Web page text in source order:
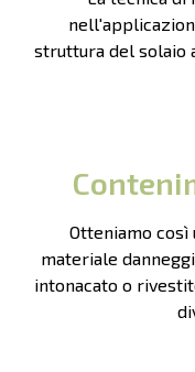
struttura del solaio
Otteniamo
materiale
intonacato o